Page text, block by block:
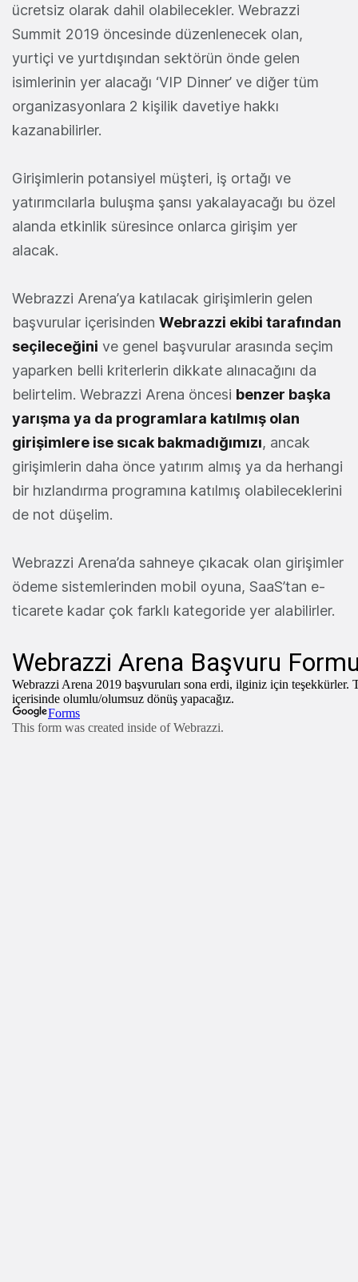
ücretsiz olarak dahil olabilecekler. Webrazzi
Summit 2019 öncesinde düzenlenecek olan,
yurtiçi ve yurtdışından sektörün önde gelen
isimlerinin yer alacağı ‘VIP Dinner’ ve diğer tüm
organizasyonlara 2 kişilik davetiye hakkı
kazanabilirler.
Girişimlerin potansiyel müşteri, iş ortağı ve
yatırımcılarla buluşma şansı yakalayacağı bu özel
alanda etkinlik süresince onlarca girişim yer
alacak.
Webrazzi Arena’ya katılacak girişimlerin gelen
başvurular içerisinden Webrazzi ekibi tarafından
seçileceğini ve genel başvurular arasında seçim
yaparken belli kriterlerin dikkate alınacağını da
belirtelim. Webrazzi Arena öncesi benzer başka
yarışma ya da programlara katılmış olan
girişimlere ise sıcak bakmadığımızı, ancak
girişimlerin daha önce yatırım almış ya da herhangi
bir hızlandırma programına katılmış olabileceklerini
de not düşelim.
Webrazzi Arena’da sahneye çıkacak olan girişimler
ödeme sistemlerinden mobil oyuna, SaaS’tan e-
ticarete kadar çok farklı kategoride yer alabilirler.